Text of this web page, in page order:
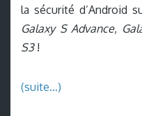
la sécurité d’Android
Galaxy S Advance,
S3 !
(suite…)